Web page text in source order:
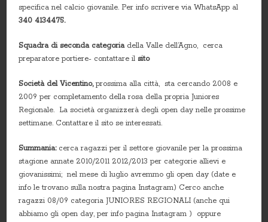
specifica nel calcio giovanile. Per info scrivere via WhatsApp al
340 4134475.
Squadra di seconda categoriadella Valle dell’Agno, cerca
preparatore portiere- contattare il sito
Società del Vicentino,prossima alla città, sta cercando 2008 e
2009 per completamento della rosa della propria Juniores
Regionale. La società organizzerà degli open day nelle prossime
settimane. Contattare il sito se interessati.
Summania:cerca ragazzi per il settore giovanile per la prossima
stagione annate 2010/2011 2012/2013 per categorie allievi e
giovanissimi; nel mese di luglio avremmo gli open day (date e
info le trovano sulla nostra pagina Instagram) Cerco anche
ragazzi 08/09 categoria JUNIORES REGIONALI (anche qui
abbiamo gli open day, per info pagina Instagram ) oppure